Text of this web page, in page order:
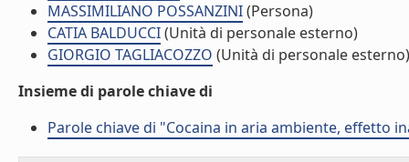
MASSIMILIANO POSSANZINI(Persona)
CATIA BALDUCCI(Unità di personale esterno)
GIORGIO TAGLIACOZZO (Unità di personale esterno)
Insieme di parole chiave di
Parole chiave di "Cocaina in aria ambiente, effetto